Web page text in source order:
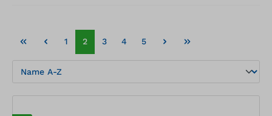
1 2 3 4 5